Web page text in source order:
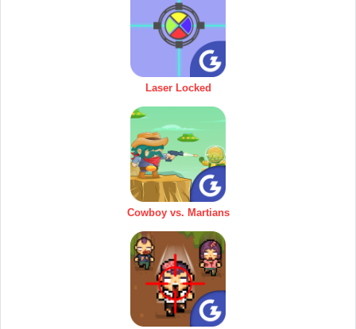
Laser Locked
Cowboy vs. Martians